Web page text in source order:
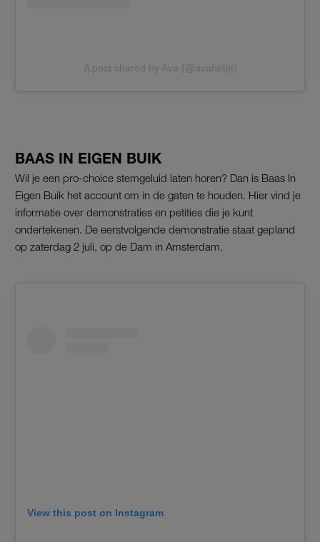
A post shared by Ava (@avahelpt)
BAAS IN EIGEN BUIK
Wil je een pro-choice stemgeluid laten horen? Dan is Baas In
Eigen Buik het account om in de gaten te houden. Hier vind je
informatie over demonstraties en petities die je kunt
ondertekenen. De eerstvolgende demonstratie staat gepland
op zaterdag 2 juli, op de Dam in Amsterdam.
View this post on Instagram